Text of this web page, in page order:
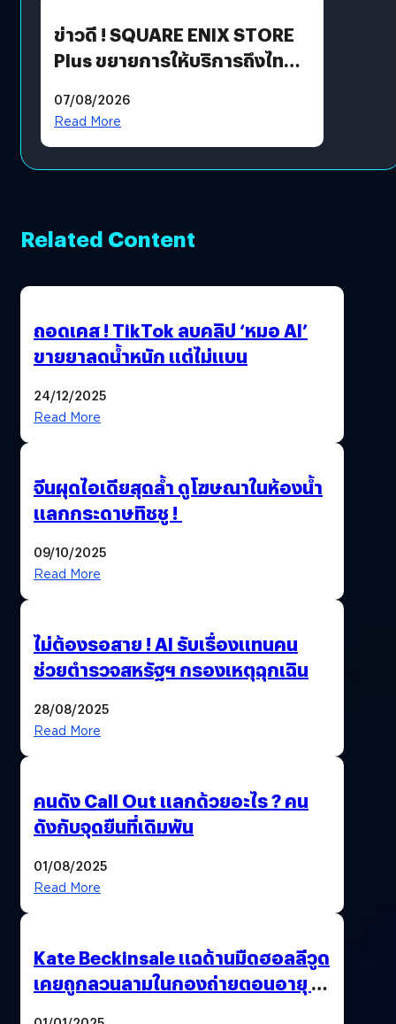
ข่าวดี ! SQUARE ENIX STORE
Plus ขยายการให้บริการถึงไทย
โดยตรง
07/08/2026
Read More
Related Content
ถอดเคส ! TikTok ลบคลิป ‘หมอ AI’
ขายยาลดน้ำหนัก แต่ไม่แบน
24/12/2025
Read More
จีนผุดไอเดียสุดล้ำ ดูโฆษณาในห้องน้ำ
แลกกระดาษทิชชู !
09/10/2025
Read More
ไม่ต้องรอสาย ! AI รับเรื่องแทนคน
ช่วยตำรวจสหรัฐฯ กรองเหตุฉุกเฉิน
28/08/2025
Read More
คนดัง Call Out แลกด้วยอะไร ? คน
ดังกับจุดยืนที่เดิมพัน
01/08/2025
Read More
Kate Beckinsale แฉด้านมืดฮอลลีวูด
เคยถูกลวนลามในกองถ่ายตอนอายุ 18